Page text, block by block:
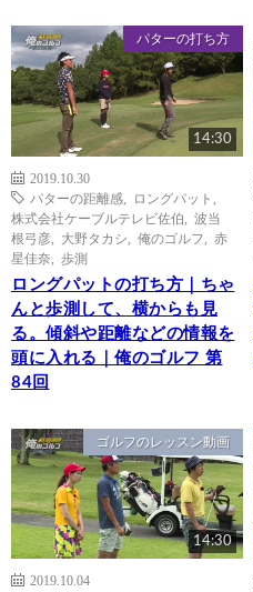
パターの打ち方
14:30
2019.10.30
パターの距離感
ロングパット
株式会社ケーブルテレビ佐伯
波当
根弓彦
大野タカシ 俺のゴルフ
赤
星佳奈
歩測
ロングパットの打ち方｜ちゃ
んと歩測して、横からも見
る。傾斜や距離などの情報を
頭に入れる｜俺のゴルフ 第
84回
ゴルフのレッスン動画
14:30
2019.10.04